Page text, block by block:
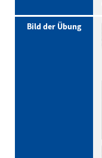
Bild der Übung